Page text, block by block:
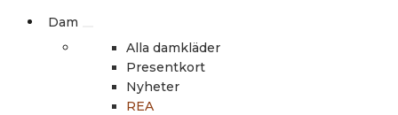
Dam
Alla damkläder
Presentkort
Nyheter
REA